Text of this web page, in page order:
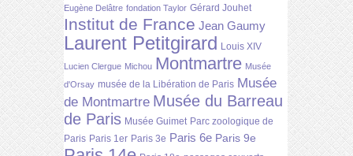
Eugène Delâtre fondation Taylor Gérard Jouhet
Institut de France Jean Gaumy
Laurent Petitgirard Louis XIV
Lucien Clergue Michou Montmartre Musée
d'Orsay musée de la Libération de Paris Musée
de Montmartre Musée du Barreau
de Paris Musée Guimet Parc zoologique de
Paris Paris 1er Paris 3e Paris 6e Paris 9e